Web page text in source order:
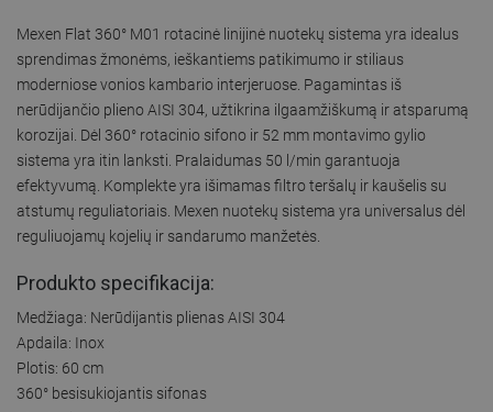
Mexen Flat 360° M01 rotacinė linijinė nuotekų sistema yra idealus
sprendimas žmonėms, ieškantiems patikimumo ir stiliaus
moderniose vonios kambario interjeruose. Pagamintas iš
nerūdijančio plieno AISI 304, užtikrina ilgaamžiškumą ir atsparumą
korozijai. Dėl 360° rotacinio sifono ir 52 mm montavimo gylio
sistema yra itin lanksti. Pralaidumas 50 l/min garantuoja
efektyvumą. Komplekte yra išimamas filtro teršalų ir kaušelis su
atstumų reguliatoriais. Mexen nuotekų sistema yra universalus dėl
reguliuojamų kojelių ir sandarumo manžetės.
Produkto specifikacija:
Medžiaga: Nerūdijantis plienas AISI 304
Apdaila: Inox
Plotis: 60 cm
360° besisukiojantis sifonas